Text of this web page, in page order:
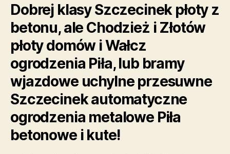
Dobrej klasy Szczecinek płoty z
betonu, ale Chodzież i Złotów
płoty domów i Wałcz
ogrodzenia Piła, lub bramy
wjazdowe uchylne przesuwne
Szczecinek automatyczne
ogrodzenia metalowe Piła
betonowe i kute!